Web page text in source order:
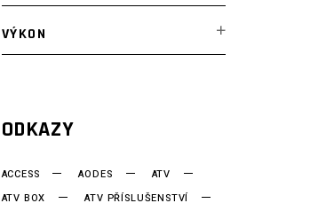
VÝKON
ODKAZY
ACCESS AODES
ATV
ATV BOX
ATV PŘÍSLUŠENSTVÍ